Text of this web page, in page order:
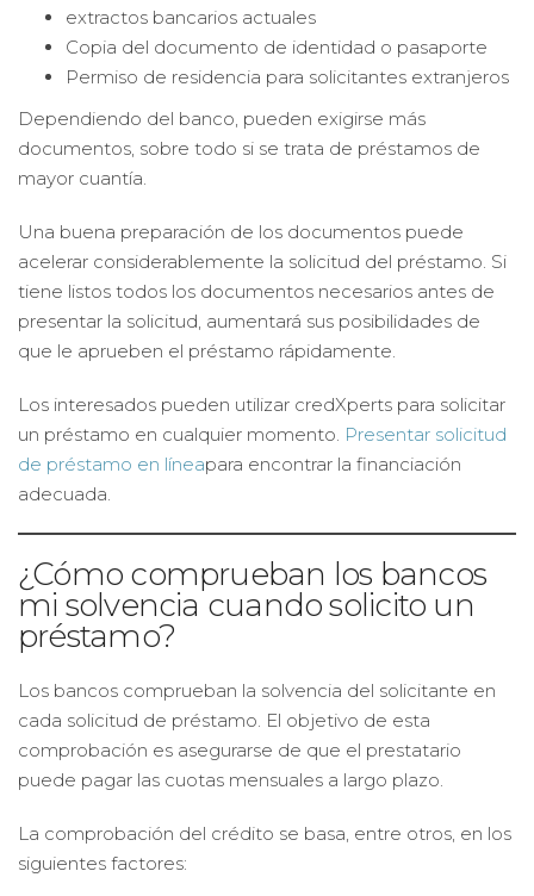
extractos bancarios actuales
Copia del documento de identidad o pasaporte
Permiso de residencia para solicitantes extranjeros
Dependiendo del banco, pueden exigirse más
documentos, sobre todo si se trata de préstamos de
mayor cuantía.
Una buena preparación de los documentos puede
acelerar considerablemente la solicitud del préstamo. Si
tiene listos todos los documentos necesarios antes de
presentar la solicitud, aumentará sus posibilidades de
que le aprueben el préstamo rápidamente.
Los interesados pueden utilizar credXperts para solicitar
un préstamo en cualquier momento. Presentar solicitud
de préstamo en líneapara encontrar la financiación
adecuada.
¿Cómo comprueban los bancos
mi solvencia cuando solicito un
préstamo?
Los bancos comprueban la solvencia del solicitante en
cada solicitud de préstamo. El objetivo de esta
comprobación es asegurarse de que el prestatario
puede pagar las cuotas mensuales a largo plazo.
La comprobación del crédito se basa, entre otros, en los
siguientes factores: